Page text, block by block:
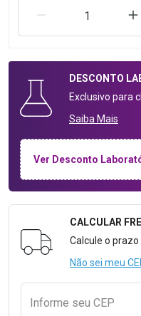
REMOVER UMA
DESCONTO
Exclusivo para
Saiba Mais
Ver Desconto
Formulário para
CALCULAR
Calcule o
Não sei meu
Informe seu CEP